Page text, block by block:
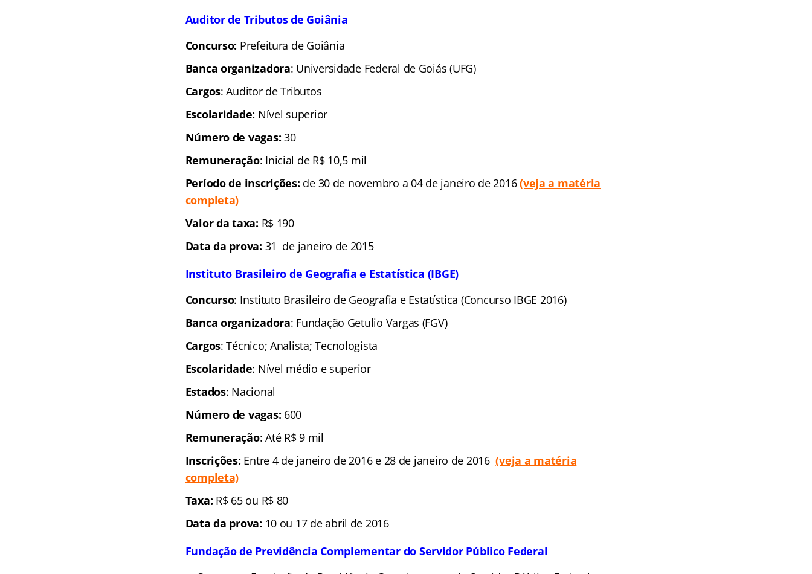
Auditor de Tributos de Goiânia
Concurso: Prefeitura de Goiânia
Banca organizadora: Universidade Federal de Goiás (UFG)
Cargos: Auditor de Tributos
Escolaridade: Nível superior
Número de vagas: 30
Remuneração: Inicial de R$ 10,5 mil
Período de inscrições: de 30 de novembro a 04 de janeiro de 2016(veja a matéria
completa)
Valor da taxa: R$ 190
Data da prova: 31 de janeiro de 2015
Instituto Brasileiro de Geografia e Estatística (IBGE)
Concurso: Instituto Brasileiro de Geografia e Estatística (Concurso IBGE 2016)
Banca organizadora: Fundação Getulio Vargas (FGV)
Cargos: Técnico; Analista; Tecnologista
Escolaridade: Nível médio e superior
Estados: Nacional
Número de vagas: 600
Remuneração: Até R$ 9 mil
Inscrições: Entre 4 de janeiro de 2016 e 28 de janeiro de 2016(veja a matéria
completa)
Taxa: R$ 65 ou R$ 80
Data da prova: 10 ou 17 de abril de 2016
Fundação de Previdência Complementar do Servidor Público Federal